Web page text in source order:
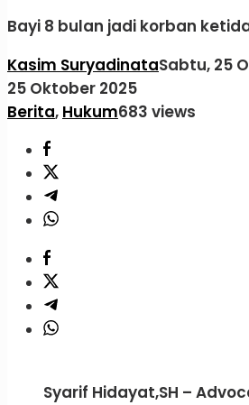
Bayi 8 bulan jadi korban
Kasim SuryadinataSabtu, 25
25 Oktober 2025
Berita, Hukum683 views
Syarif Hidayat,SH –